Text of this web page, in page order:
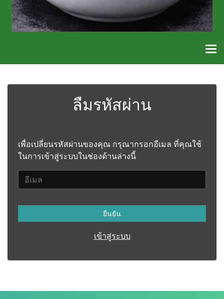
ลืมรหัสผ่าน
เพื่อเปลี่ยนรหัสผ่านของคุณ กรุณากรอกอีเมล ที่คุณใช้
ในการเข้าสู่ระบบในช่องด้านล่างนี้
ยืนยัน
เข้าสู่ระบบ